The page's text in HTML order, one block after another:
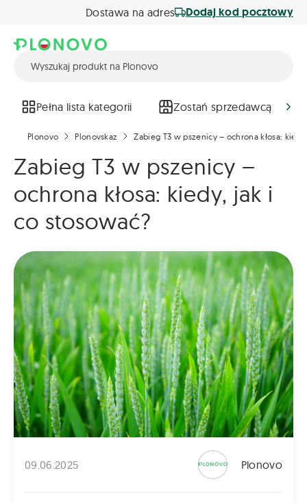
Dostawa na adres Dodaj kod pocztowy
Pełna lista kategorii Zostań sprzedawcą
Plonovo Plonovskaz Zabieg T3 w pszenicy – ochrona kłosa:
Zabieg T3 w pszenicy –
ochrona kłosa: kiedy, jak i
co stosować?
09.06.2025 Plonovo